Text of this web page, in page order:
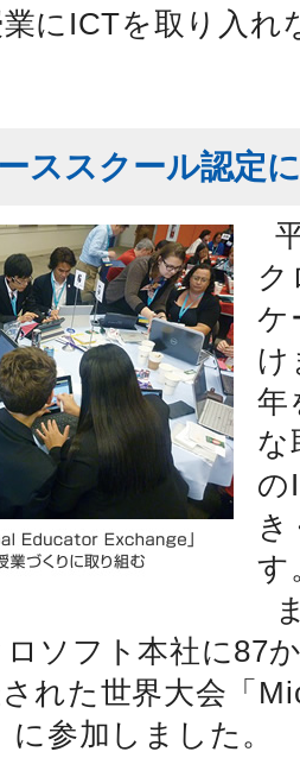
にICTを取り入れ
ススクール認定
ク
ケ
け
年
な
の
す
ソフト本社に87
れた世界大会「
に参加しました。